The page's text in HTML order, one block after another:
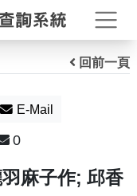
打
回前一頁
E-Mail
0
麻子作; 邱香